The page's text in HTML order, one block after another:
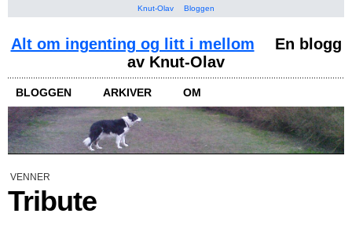
Knut-Olav Bloggen
Alt om ingenting og litt i mellom
En blogg
av Knut-Olav
BLOGGEN ARKIVER OM
VENNER
Tribute